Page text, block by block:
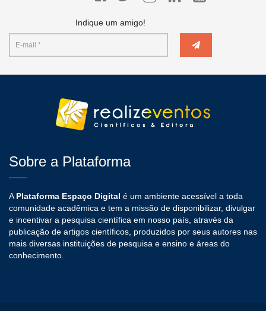
Indique um amigo!
Sobre a Plataforma
A Plataforma Espaço Digital é um ambiente acessível a toda
comunidade acadêmica e tem a missão de disponibilizar, divulgar
e incentivar a pesquisa científica em nosso país, através da
publicação de artigos científicos, produzidos por seus autores nas
mais diversas instituições de pesquisa e ensino e áreas do
conhecimento.